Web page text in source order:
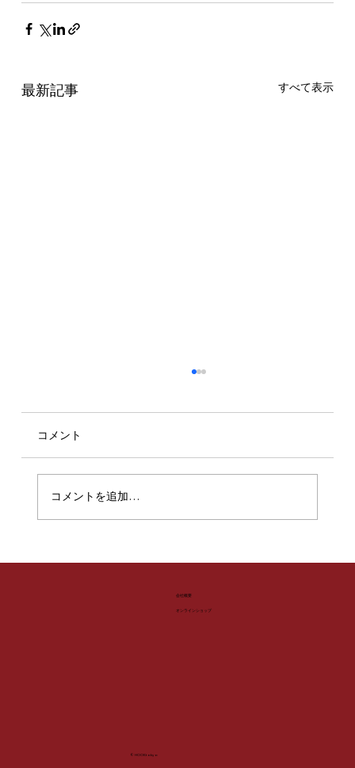
最新記事 すべて表示
コメント
コメントを追加…
© HOOKtokyo
​会社概要
​オンラインショップ